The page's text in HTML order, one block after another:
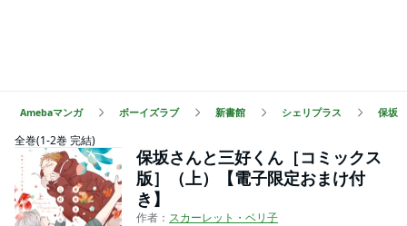
Amebaマンガ ボーイズラブ 新書館 シェリプラス 保坂
全巻(1-2巻 完結)
保坂さんと三好くん［コミックス
版］（上）【電子限定おまけ付
き】
作者： スカーレット・ベリ子